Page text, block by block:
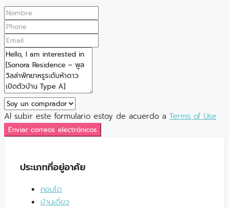
Al subir este formulario estoy de acuerdo a Terms of Use
Enviar correos electrónicos
ประเภทที่อยู่อาศัย
คอนโด
บ้านเดี่ยว